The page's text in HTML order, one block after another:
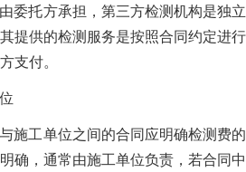
委托方承担，第三方检测机构是独立
提供的检测服务是按照合同约定进行
支付。
施工单位之间的合同应明确检测费的
确，通常由施工单位负责，若合同中